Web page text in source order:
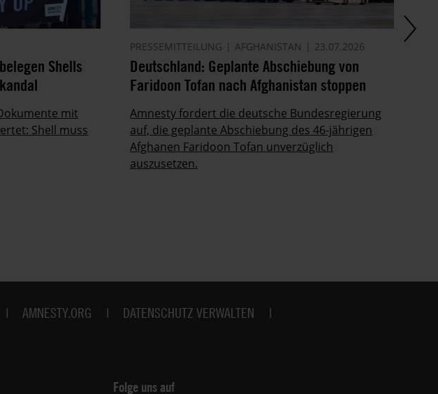
Shells
mit
Shell muss
PRESSEMITTEILUNG AFGHANISTAN 23.07.2026
Deutschland: Geplante Abschiebung von
Faridoon Tofan nach Afghanistan stoppen
Amnesty fordert die deutsche Bundesregierung
auf, die geplante Abschiebung des 46-jährigen
Afghanen Faridoon Tofan unverzüglich
auszusetzen.
AMNESTY.ORG
DATENSCHUTZ VERWALTEN
Folge uns auf